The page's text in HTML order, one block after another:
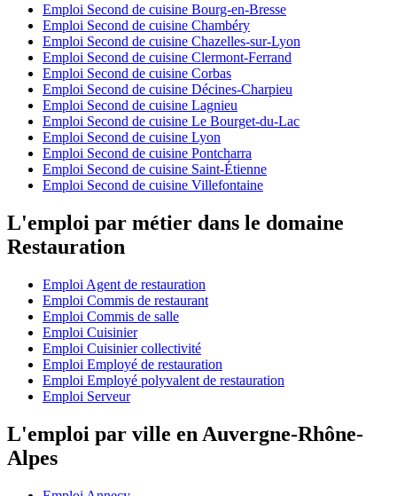
Emploi Second de cuisine Bourg-en-Bresse
Emploi Second de cuisine Chambéry
Emploi Second de cuisine Chazelles-sur-Lyon
Emploi Second de cuisine Clermont-Ferrand
Emploi Second de cuisine Corbas
Emploi Second de cuisine Décines-Charpieu
Emploi Second de cuisine Lagnieu
Emploi Second de cuisine Le Bourget-du-Lac
Emploi Second de cuisine Lyon
Emploi Second de cuisine Pontcharra
Emploi Second de cuisine Saint-Étienne
Emploi Second de cuisine Villefontaine
L'emploi par métier dans le domaine
Restauration
Emploi Agent de restauration
Emploi Commis de restaurant
Emploi Commis de salle
Emploi Cuisinier
Emploi Cuisinier collectivité
Emploi Employé de restauration
Emploi Employé polyvalent de restauration
Emploi Serveur
L'emploi par ville en Auvergne-Rhône-
Alpes